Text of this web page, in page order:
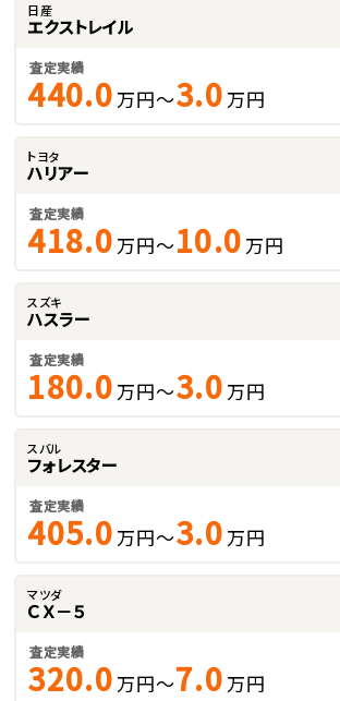
日産
エクストレイル
査定実績
440.0 万円～3.0 万円
トヨタ
ハリアー
査定実績
418.0 万円～10.0 万円
スズキ
ハスラー
査定実績
180.0 万円～3.0 万円
スバル
フォレスター
査定実績
405.0 万円～3.0 万円
マツダ
ＣＸ－５
査定実績
320.0 万円～7.0 万円